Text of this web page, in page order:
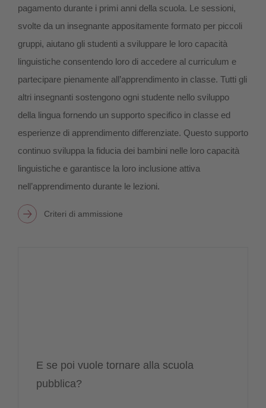
pagamento durante i primi anni della scuola. Le sessioni,
svolte da un insegnante appositamente formato per piccoli
gruppi, aiutano gli studenti a sviluppare le loro capacità
linguistiche consentendo loro di accedere al curriculum e
partecipare pienamente all’apprendimento in classe. Tutti gli
altri insegnanti sostengono ogni studente nello sviluppo
della lingua fornendo un supporto specifico in classe ed
esperienze di apprendimento differenziate. Questo supporto
continuo sviluppa la fiducia dei bambini nelle loro capacità
linguistiche e garantisce la loro inclusione attiva
nell’apprendimento durante le lezioni.
Criteri di ammissione
E se poi vuole tornare alla scuola
pubblica?